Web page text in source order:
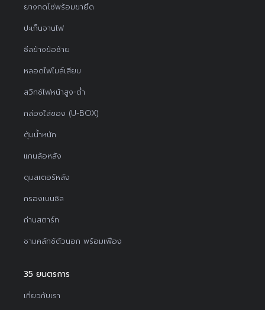
ยางกดโซ่พร้อมขายึด
ปะเก็นจานไฟ
ซีลข้างข้อซ้าย
หลอดไฟไมล์เสียบ
สวิทช์ไฟหน้าสูง-ต่ำ
กล่องใส่ของ (U-BOX)
ตุ้มน้ำหนัก
แกนล้อหลัง
ดุมสเตอร์หลัง
กรองเบนซิล
ถ่านสตาร์ท
ชามคลัทช์ตัวนอก พร้อมเฟือง
35 ยนตรการ
เกี่ยวกับเรา